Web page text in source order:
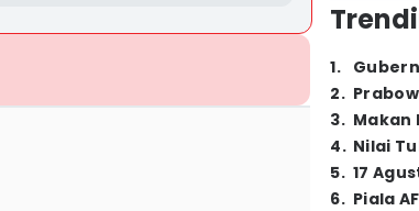
1.
2.
3. Makan
4. Nilai
5. 17
6. Piala